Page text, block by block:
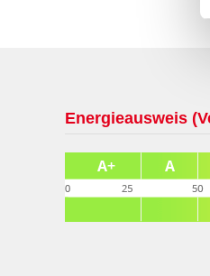
Energieausweis